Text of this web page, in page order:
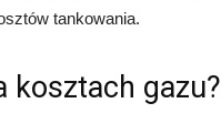
tankowania.
kosztach gazu?